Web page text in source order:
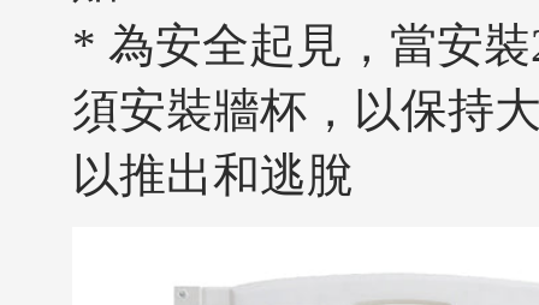
* 為安全起見，當安
須安裝牆杯，以保持
以推出和逃脫